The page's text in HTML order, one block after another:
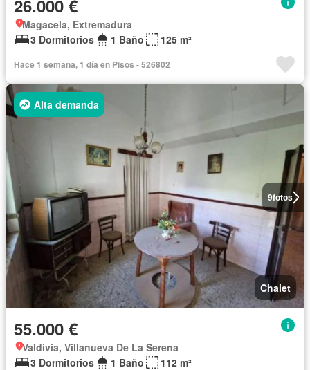
26.000 €
Magacela, Extremadura
3 Dormitorios
1 Baño 125 m²
Hace 1 semana, 1 día en Pisos - 526802
9fotos
Alta demanda
Chalet
55.000 €
Valdivia, Villanueva De La Serena
3 Dormitorios
1 Baño 112 m²